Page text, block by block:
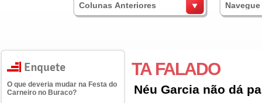
Colunas Anteriores
O que deveria mudar na Festa do
Carneiro no Buraco?
TA FALADO
Néu Garcia não dá